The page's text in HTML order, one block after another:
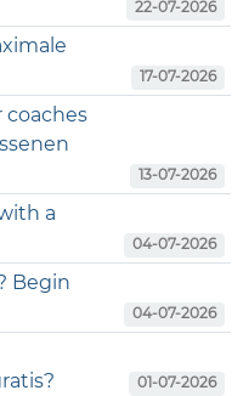
22-07-2026
17-07-2026
coaches
13-07-2026
a
04-07-2026
Begin
04-07-2026
01-07-2026